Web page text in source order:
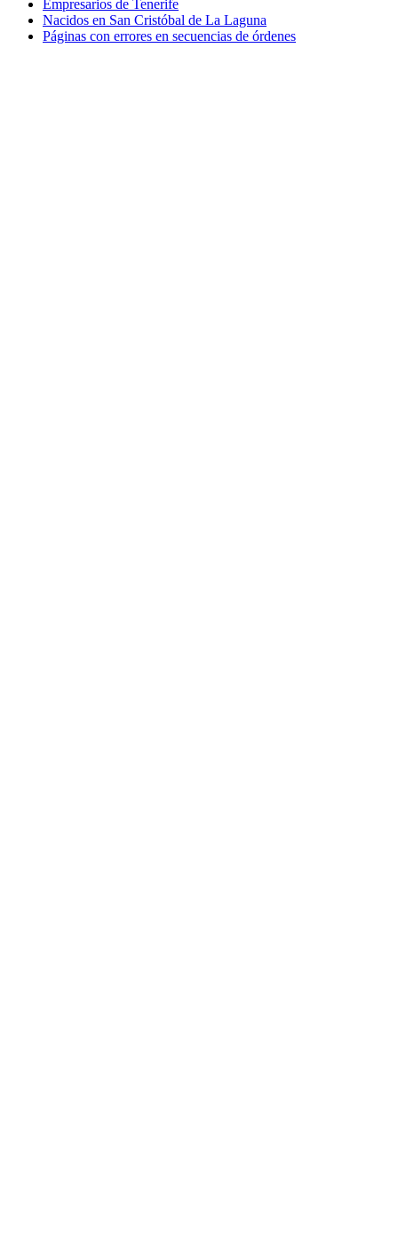
Empresarios de Tenerife
Nacidos en San Cristóbal de La Laguna
Páginas con errores en secuencias de órdenes